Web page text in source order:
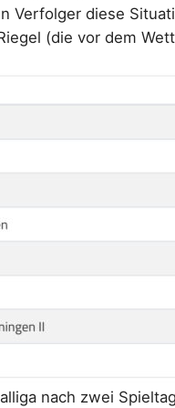
Verfolger diese
(die vor dem
nach zwei